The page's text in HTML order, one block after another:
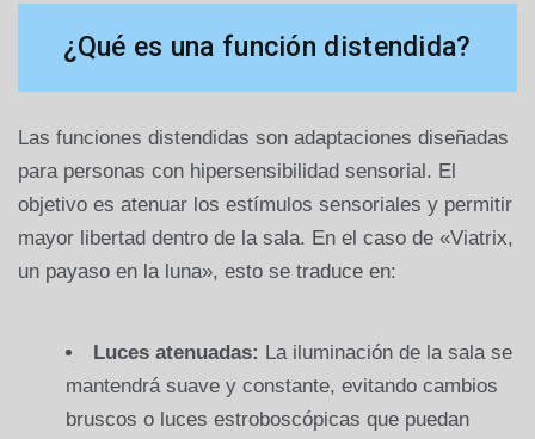
¿Qué es una función distendida?
Las funciones distendidas son adaptaciones diseñadas
para personas con hipersensibilidad sensorial. El
objetivo es atenuar los estímulos sensoriales y permitir
mayor libertad dentro de la sala. En el caso de «Viatrix,
un payaso en la luna», esto se traduce en:
Luces atenuadas: La iluminación de la sala se
mantendrá suave y constante, evitando cambios
bruscos o luces estroboscópicas que puedan